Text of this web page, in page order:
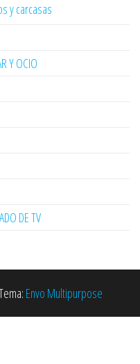
y carcasas
Y OCIO
DE TV
Envo Multipurpose